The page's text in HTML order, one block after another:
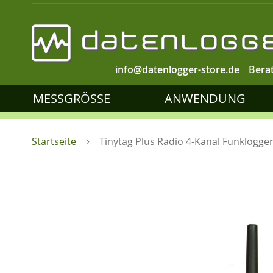
info@datenlogger-store.de
MESSGRÖSSE ANWENDUNG
Startseite Tinytag Plus Radio 4-Kanal